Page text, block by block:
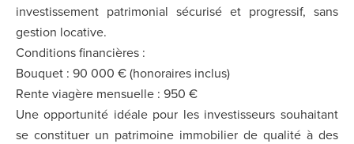
investissement patrimonial sécurisé et progressif, sans
gestion locative.
Conditions financières :
Bouquet : 90 000 € (honoraires inclus)
Rente viagère mensuelle : 950 €
Une opportunité idéale pour les investisseurs souhaitant
se constituer un patrimoine immobilier de qualité à des